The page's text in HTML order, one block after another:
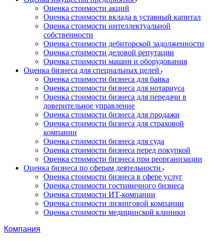
Оценка стоимости акций
Оценка стоимости вклада в уставный капитал
Оценка стоимости интеллектуальной
собственности
Оценка стоимости дебиторской задолженности
Оценка стоимости деловой репутации
Оценка стоимости машин и оборудования
Оценка бизнеса для специальных целей
Оценка стоимости бизнеса для банка
Оценка стоимости бизнеса для нотариуса
Оценка стоимости бизнеса для передачи в
доверительное управление
Оценка стоимости бизнеса для продажи
Оценка стоимости бизнеса для страховой
компании
Оценка стоимости бизнеса для суда
Оценка стоимости бизнеса перед покупкой
Оценка стоимости бизнеса при реорганизации
Оценка бизнеса по сферам деятельности
Оценка стоимости бизнеса в сфере услуг
Оценка стоимости гостиничного бизнеса
Оценка стоимости ИТ-компании
Оценка стоимости лизинговой компании
Оценка стоимости медицинской клиники
Компания